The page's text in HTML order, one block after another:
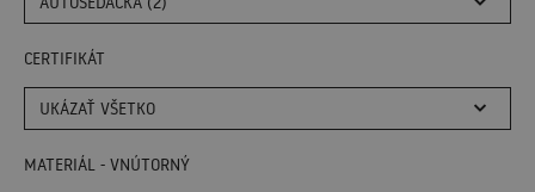
CERTIFIKÁT
UKÁZAŤ VŠETKO
MATERIÁL - VNÚTORNÝ